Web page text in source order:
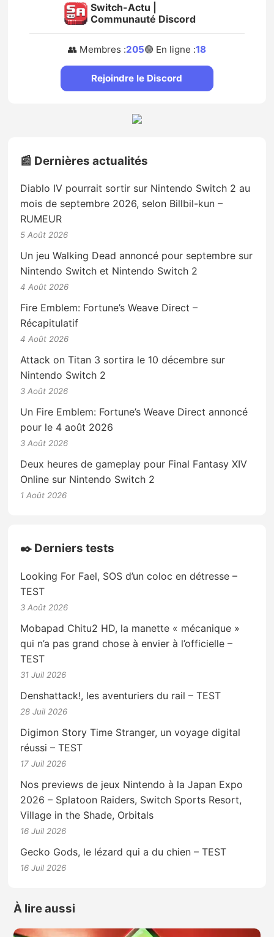
Switch-Actu |
Communauté Discord
👥 Membres :205🟢 En ligne :18
Rejoindre le Discord
📰 Dernières actualités
Diablo IV pourrait sortir sur Nintendo Switch 2 au
mois de septembre 2026, selon Billbil-kun –
RUMEUR
5 Août 2026
Un jeu Walking Dead annoncé pour septembre sur
Nintendo Switch et Nintendo Switch 2
4 Août 2026
Fire Emblem: Fortune’s Weave Direct –
Récapitulatif
4 Août 2026
Attack on Titan 3 sortira le 10 décembre sur
Nintendo Switch 2
3 Août 2026
Un Fire Emblem: Fortune’s Weave Direct annoncé
pour le 4 août 2026
3 Août 2026
Deux heures de gameplay pour Final Fantasy XIV
Online sur Nintendo Switch 2
1 Août 2026
✒️ Derniers tests
Looking For Fael, SOS d’un coloc en détresse –
TEST
3 Août 2026
Mobapad Chitu2 HD, la manette « mécanique »
qui n’a pas grand chose à envier à l’officielle –
TEST
31 Juil 2026
Denshattack!, les aventuriers du rail – TEST
28 Juil 2026
Digimon Story Time Stranger, un voyage digital
réussi – TEST
17 Juil 2026
Nos previews de jeux Nintendo à la Japan Expo
2026 – Splatoon Raiders, Switch Sports Resort,
Village in the Shade, Orbitals
16 Juil 2026
Gecko Gods, le lézard qui a du chien – TEST
16 Juil 2026
À lire aussi